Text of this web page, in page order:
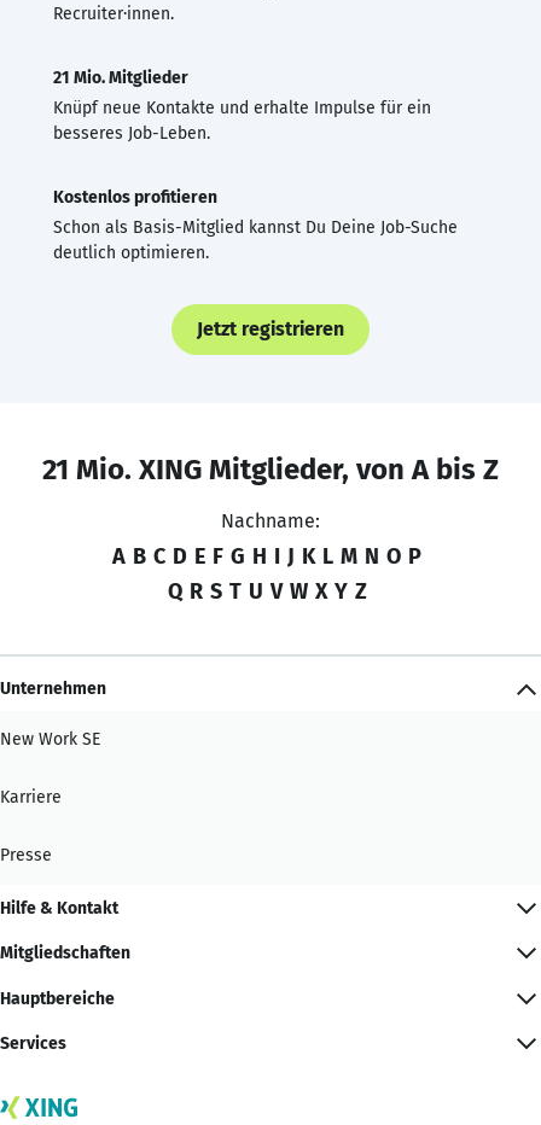
Recruiter·innen.
21 Mio. Mitglieder
Knüpf neue Kontakte und erhalte Impulse für ein
besseres Job-Leben.
Kostenlos profitieren
Schon als Basis-Mitglied kannst Du Deine Job-Suche
deutlich optimieren.
Jetzt registrieren
21 Mio. XING Mitglieder, von A bis Z
Nachname:
A B C D E F G H I J K L M N O P
Q R S T U V W X Y Z
Unternehmen
New Work SE
Karriere
Presse
Hilfe & Kontakt
Mitgliedschaften
Hauptbereiche
Services